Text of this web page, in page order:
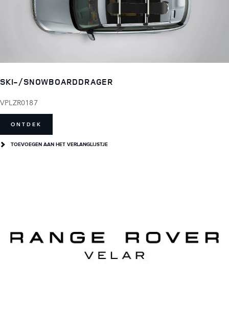
SKI-/SNOWBOARDDRAGER
VPLZR0187
ONTDEK
TOEVOEGEN AAN HET VERLANGLIJSTJE